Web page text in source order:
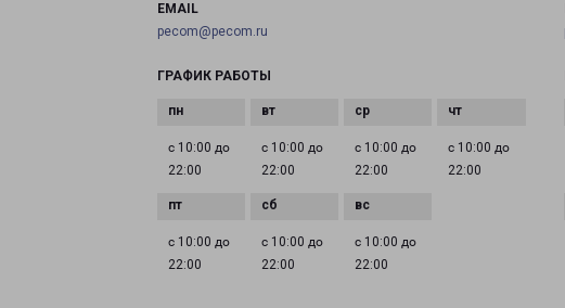
EMAIL
pecom@pecom.ru
ГРАФИК РАБОТЫ
с 10:00 до
22:00
с 10:00 до
22:00
с 10:00 до
22:00
с 10:00 до
22:00
с 10:00 до
22:00
с 10:00 до
22:00
с 10:00 до
22:00